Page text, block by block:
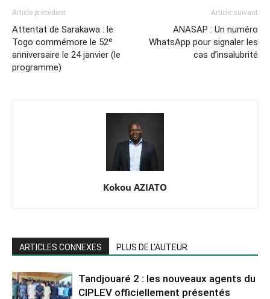
Article précédent
Attentat de Sarakawa : le
Togo commémore le 52ᵉ
anniversaire le 24 janvier (le
programme)
Article suivant
ANASAP : Un numéro
WhatsApp pour signaler les
cas d’insalubrité
Kokou AZIATO
ARTICLES CONNEXES PLUS DE L'AUTEUR
Tandjouaré 2 : les nouveaux agents du
CIPLEV officiellement présentés